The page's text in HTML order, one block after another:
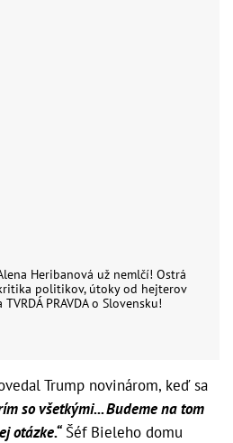
Heribanová už nemlčí! Ostrá
politikov, útoky od hejterov
TVRDÁ PRAVDA o Slovensku!
Trump novinárom, keď sa
so všetkými... Budeme na tom
otázke.“Šéf Bieleho domu